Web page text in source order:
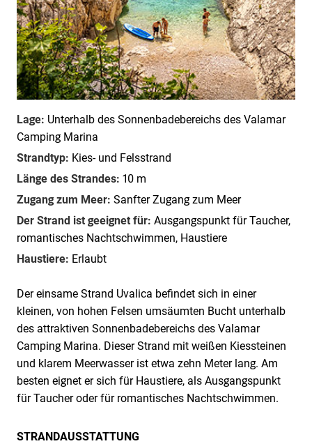
Lage: Unterhalb des Sonnenbadebereichs des Valamar
Camping Marina
Strandtyp: Kies- und Felsstrand
Länge des Strandes: 10 m
Zugang zum Meer: Sanfter Zugang zum Meer
Der Strand ist geeignet für: Ausgangspunkt für Taucher,
romantisches Nachtschwimmen, Haustiere
Haustiere: Erlaubt
Der einsame Strand Uvalica befindet sich in einer
kleinen, von hohen Felsen umsäumten Bucht unterhalb
des attraktiven Sonnenbadebereichs des Valamar
Camping Marina. Dieser Strand mit weißen Kiessteinen
und klarem Meerwasser ist etwa zehn Meter lang. Am
besten eignet er sich für Haustiere, als Ausgangspunkt
für Taucher oder für romantisches Nachtschwimmen.
STRANDAUSSTATTUNG